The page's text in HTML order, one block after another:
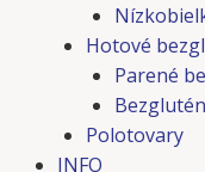
Hotové
Parené
Polotovary
INFO